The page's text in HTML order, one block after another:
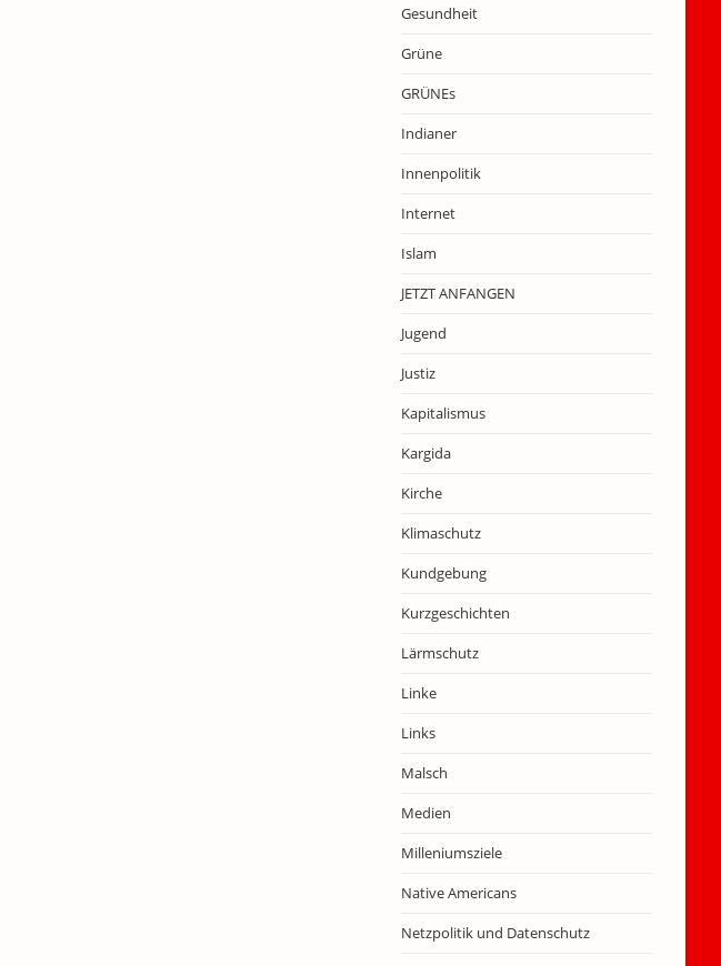
Gesundheit
Grüne
GRÜNEs
Indianer
Innenpolitik
Internet
Islam
JETZT ANFANGEN
Jugend
Justiz
Kapitalismus
Kargida
Kirche
Klimaschutz
Kundgebung
Kurzgeschichten
Lärmschutz
Linke
Links
Malsch
Medien
Milleniumsziele
Native Americans
Netzpolitik und Datenschutz